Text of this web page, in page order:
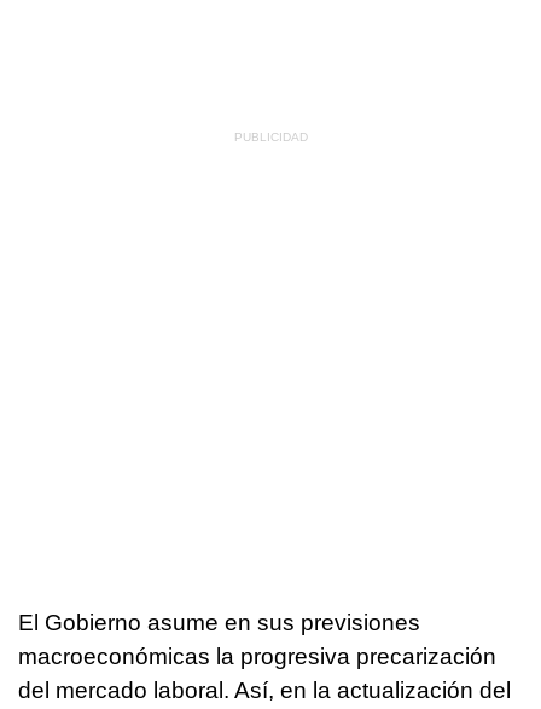
El Gobierno asume en sus previsiones
macroeconómicas la progresiva precarización
del mercado laboral. Así, en la actualización del